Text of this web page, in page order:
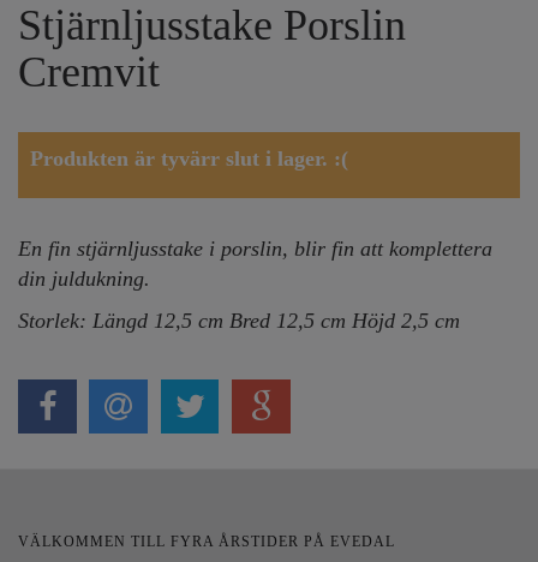
Stjärnljusstake Porslin
Cremvit
Produkten är tyvärr slut i lager. :(
En fin stjärnljusstake i porslin, blir fin att komplettera
din juldukning.
Storlek: Längd 12,5 cm Bred 12,5 cm Höjd 2,5 cm
VÄLKOMMEN TILL FYRA ÅRSTIDER PÅ EVEDAL